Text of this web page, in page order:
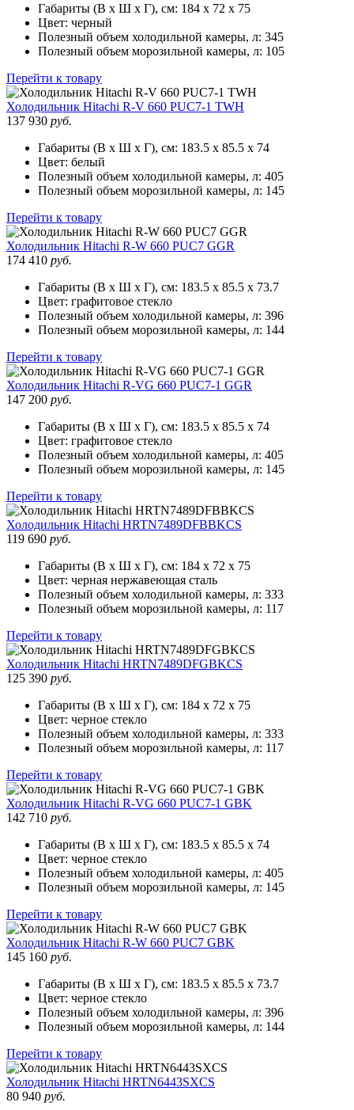
Габариты (В х Ш х Г), см: 184 х 72 х 75
Цвет: черный
Полезный объем холодильной камеры, л: 345
Полезный объем морозильной камеры, л: 105
Перейти к товару
Холодильник Hitachi R-V 660 PUC7-1 TWH
137 930 руб.
Габариты (В х Ш х Г), см: 183.5 х 85.5 х 74
Цвет: белый
Полезный объем холодильной камеры, л: 405
Полезный объем морозильной камеры, л: 145
Перейти к товару
Холодильник Hitachi R-W 660 PUC7 GGR
174 410 руб.
Габариты (В х Ш х Г), см: 183.5 х 85.5 х 73.7
Цвет: графитовое стекло
Полезный объем холодильной камеры, л: 396
Полезный объем морозильной камеры, л: 144
Перейти к товару
Холодильник Hitachi R-VG 660 PUC7-1 GGR
147 200 руб.
Габариты (В х Ш х Г), см: 183.5 х 85.5 х 74
Цвет: графитовое стекло
Полезный объем холодильной камеры, л: 405
Полезный объем морозильной камеры, л: 145
Перейти к товару
Холодильник Hitachi HRTN7489DFBBKCS
119 690 руб.
Габариты (В х Ш х Г), см: 184 х 72 х 75
Цвет: черная нержавеющая сталь
Полезный объем холодильной камеры, л: 333
Полезный объем морозильной камеры, л: 117
Перейти к товару
Холодильник Hitachi HRTN7489DFGBKCS
125 390 руб.
Габариты (В х Ш х Г), см: 184 х 72 х 75
Цвет: черное стекло
Полезный объем холодильной камеры, л: 333
Полезный объем морозильной камеры, л: 117
Перейти к товару
Холодильник Hitachi R-VG 660 PUC7-1 GBK
142 710 руб.
Габариты (В х Ш х Г), см: 183.5 х 85.5 х 74
Цвет: черное стекло
Полезный объем холодильной камеры, л: 405
Полезный объем морозильной камеры, л: 145
Перейти к товару
Холодильник Hitachi R-W 660 PUC7 GBK
145 160 руб.
Габариты (В х Ш х Г), см: 183.5 х 85.5 х 73.7
Цвет: черное стекло
Полезный объем холодильной камеры, л: 396
Полезный объем морозильной камеры, л: 144
Перейти к товару
Холодильник Hitachi HRTN6443SXCS
80 940 руб.